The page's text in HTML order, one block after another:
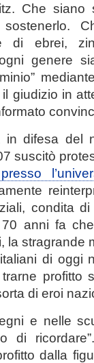
Che siano
di ebrei,
genere
giudizio in
difesa del
suscitò
condita di
anni fa
la stragrande
di oggi
profitto
di eroi
e nelle
di
dalla